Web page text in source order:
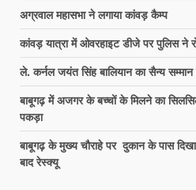
अग्रवाल महासभा ने लगाया कांवड़ कैम्प
कांवड़ यात्रा में ओवरहाइट डीजे पर पुलिस ने
ले. कर्नल जयंत सिंह बालियान का सैन्य
बाबूगढ़ में अजगर के बच्चों के मिलने का
पकड़ा
बाबूगढ़ के मुख्य चौराहे पर दुकान के पास
बाद रेस्क्यू